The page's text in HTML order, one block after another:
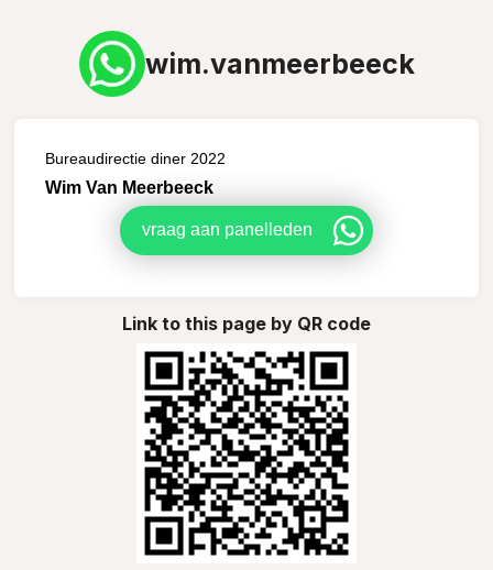
wim.vanmeerbeeck
Bureaudirectie diner 2022
Wim Van Meerbeeck
vraag aan panelleden
Link to this page by QR code